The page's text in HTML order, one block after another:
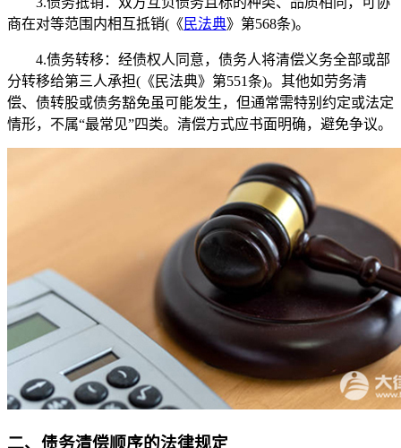
商在对等范围内相互抵销(《 民法典》第568条)。
4.‌债务转移‌：经债权人同意，债务人将清偿义务全部或部
分转移给第三人承担(《民法典》第551条)。‌‌其他如劳务清
偿、债转股或债务豁免虽可能发生，但通常需特别约定或法定
情形，不属“最常见”四类。清偿方式应书面明确，避免争议。
二、债务清偿顺序的法律规定